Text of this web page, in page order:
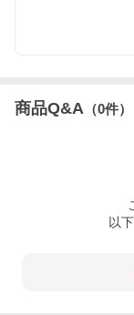
商品Q&A （0件）
以